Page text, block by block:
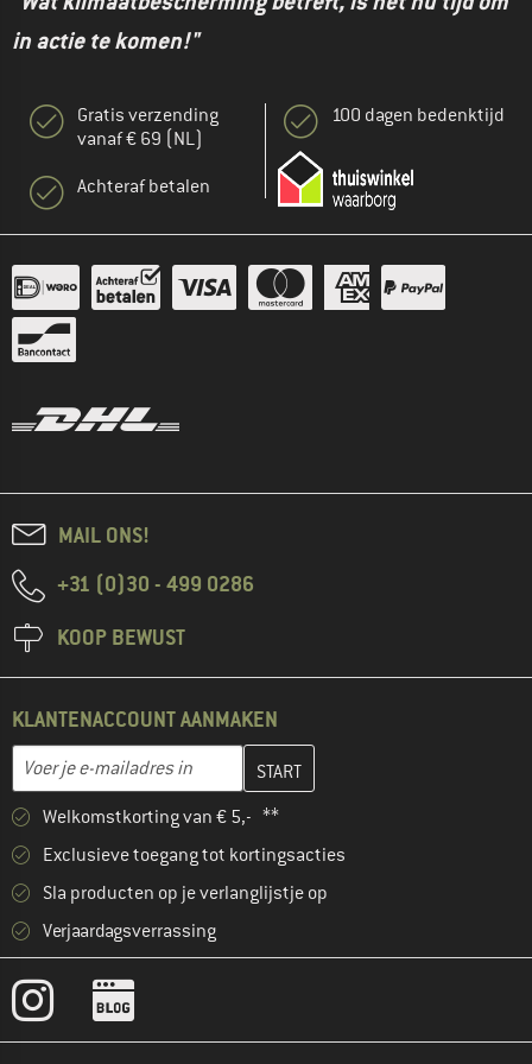
in actie te komen!"
Gratis verzending
vanaf € 69 (NL)
Achteraf betalen
100 dagen bedenktijd
MAIL ONS!
+31 (0)30 - 499 0286
KOOP BEWUST
KLANTENACCOUNT AANMAKEN
E-mailadres
Vul je e-mailadres hier in en maak in de volgende stap je
Welkomstkorting van € 5,- **
Exclusieve toegang tot kortingsacties
Sla producten op je verlanglijstje op
Verjaardagsverrassing